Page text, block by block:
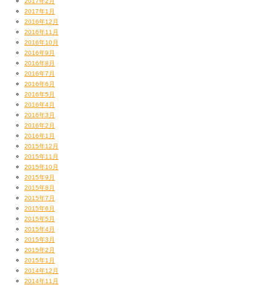
2017年1月
2016年12月
2016年11月
2016年10月
2016年9月
2016年8月
2016年7月
2016年6月
2016年5月
2016年4月
2016年3月
2016年2月
2016年1月
2015年12月
2015年11月
2015年10月
2015年9月
2015年8月
2015年7月
2015年6月
2015年5月
2015年4月
2015年3月
2015年2月
2015年1月
2014年12月
2014年11月